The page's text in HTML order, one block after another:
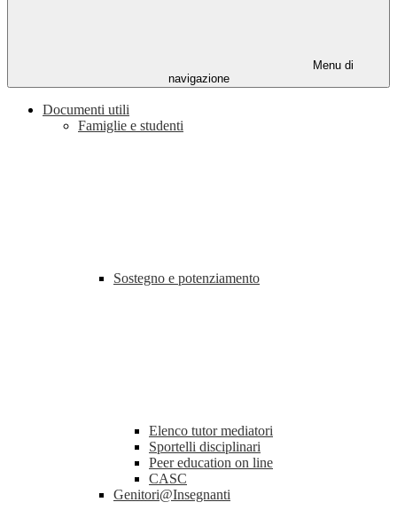
Menu di
navigazione
Documenti utili
Famiglie e studenti
Sostegno e potenziamento
Elenco tutor mediatori
Sportelli disciplinari
Peer education on line
CASC
Genitori@Insegnanti